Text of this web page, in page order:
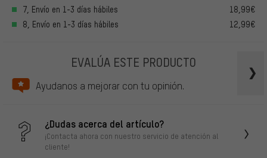
7, Envío en 1-3 días hábiles
18,99€
8, Envío en 1-3 días hábiles
12,99€
EVALÚA ESTE PRODUCTO
Ayudanos a mejorar con tu opinión.
¿Dudas acerca del artículo?
¡Contacta ahora con nuestro servicio de atención al
cliente!